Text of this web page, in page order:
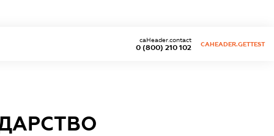
0 (800) 210 102
caHeader.contact
CAHEADER.GETTEST